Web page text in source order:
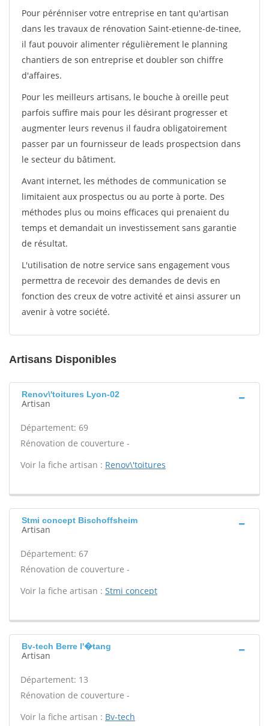
Pour pérénniser votre entreprise en tant qu'artisan
dans les travaux de rénovation Saint-etienne-de-tinee,
il faut pouvoir alimenter régulièrement le planning
chantiers de son entreprise et doubler son chiffre
d'affaires.
Pour les meilleurs artisans, le bouche à oreille peut
parfois suffire mais pour les désirant progresser et
augmenter leurs revenus il faudra obligatoirement
passer par un fournisseur de leads prospectsion dans
le secteur du bâtiment.
Avant internet, les méthodes de communication se
limitaient aux prospectus ou au porte à porte. Des
méthodes plus ou moins efficaces qui prenaient du
temps et demandait un investissement sans garantie
de résultat.
L'utilisation de notre service sans engagement vous
permettra de recevoir des demandes de devis en
fonction des creux de votre activité et ainsi assurer un
avenir à votre société.
Artisans Disponibles
Renov\'toitures Lyon-02
Artisan
Département: 69
Rénovation de couverture -
Voir la fiche artisan : Renov\'toitures
Stmi concept Bischoffsheim
Artisan
Département: 67
Rénovation de couverture -
Voir la fiche artisan : Stmi concept
Bv-tech Berre l'�tang
Artisan
Département: 13
Rénovation de couverture -
Voir la fiche artisan : Bv-tech